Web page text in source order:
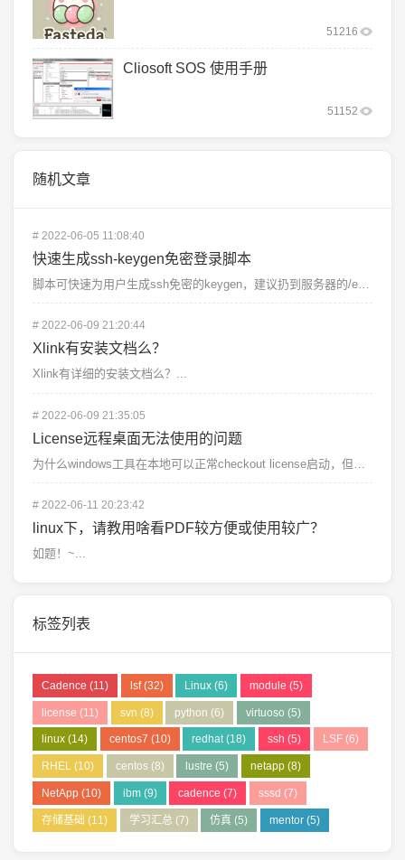
51216
Cliosoft SOS 使用手册
51152
随机文章
# 2022-06-05 11:08:40
快速生成ssh-keygen免密登录脚本
脚本可快速为用户生成ssh免密的keygen，建议扔到服务器的/etc/profile.d/目录Cs...
# 2022-06-09 21:20:44
Xlink有安装文档么？
Xlink有详细的安装文档么？...
# 2022-06-09 21:35:05
License远程桌面无法使用的问题
# 2022-06-11 20:23:42
linux下，请教用啥看PDF较方便或使用较广？
如题！~...
标签列表
Cadence (11) lsf(32) Linux (6) module (5)
license (11) svn (8) python (6) virtuoso (5)
linux(14) centos7 (10) redhat(18) ssh (5) LSF(6)
RHEL(10) centos(8) lustre (5) netapp (8)
NetApp(10) ibm(9) cadence (7) sssd (7)
存储基础 (11) 学习汇总 (7) 仿真 (5) mentor (5)